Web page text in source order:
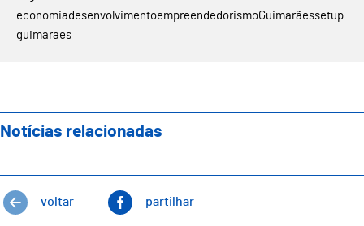
economiadesenvolvimentoempreendedorismoGuimarãessetup
guimaraes
Notícias relacionadas
voltar partilhar